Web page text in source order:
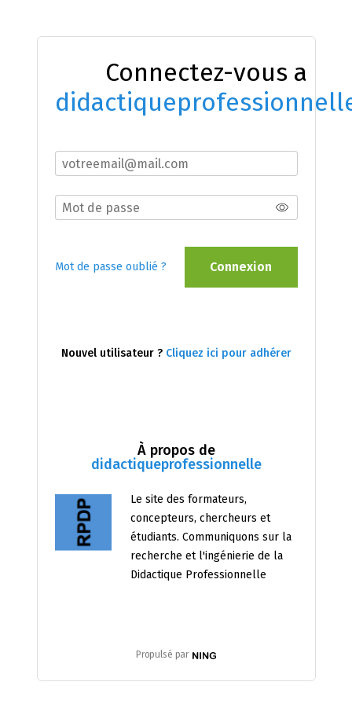
À propos de
didactiqueprofessionnelle
Le site des formateurs,
concepteurs, chercheurs et
étudiants. Communiquons sur la
recherche et l'ingénierie de la
Didactique Professionnelle
Propulsé par
Connectez-vous a
Mot de passe oublié ? Connexion
Nouvel utilisateur ? Cliquez ici pour adhérer